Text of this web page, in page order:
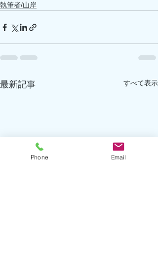
執筆者/山岸
最新記事 すべて表示
Phone Email